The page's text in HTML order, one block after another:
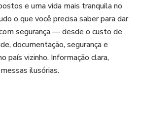
e uma vida mais tranquila no
o que você precisa saber para dar
segurança — desde o custo de
documentação, segurança e
país vizinho. Informação clara,
ilusórias.